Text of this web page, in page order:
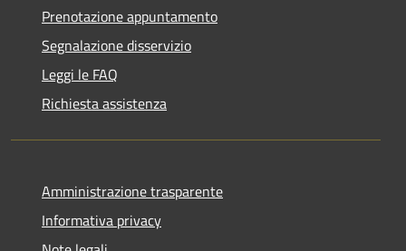
Prenotazione appuntamento
Segnalazione disservizio
Leggi le FAQ
Richiesta assistenza
Amministrazione trasparente
Informativa privacy